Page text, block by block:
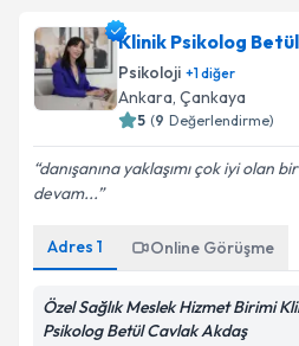
Klinik Psikolog
Psikoloji +1diğer
Ankara, Çankaya
5 (9 Değerlendirme)
danışanına yaklaşımı çok iyi olan
devam...
Adres 1 Online Görüşme
Özel Sağlık Meslek Hizmet Birimi
Psikolog Betül Cavlak Akdaş